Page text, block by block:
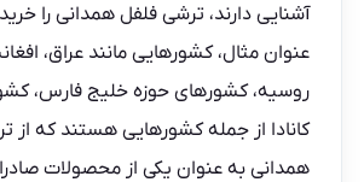
آشنایی دارند، ترشی فلفل همدانی را
عنوان مثال، کشورهایی مانند عراق،
روسیه، کشورهای حوزه خلیج فارس،
کانادا از جمله کشورهایی هستند که از
همدانی به عنوان یکی از محصولات